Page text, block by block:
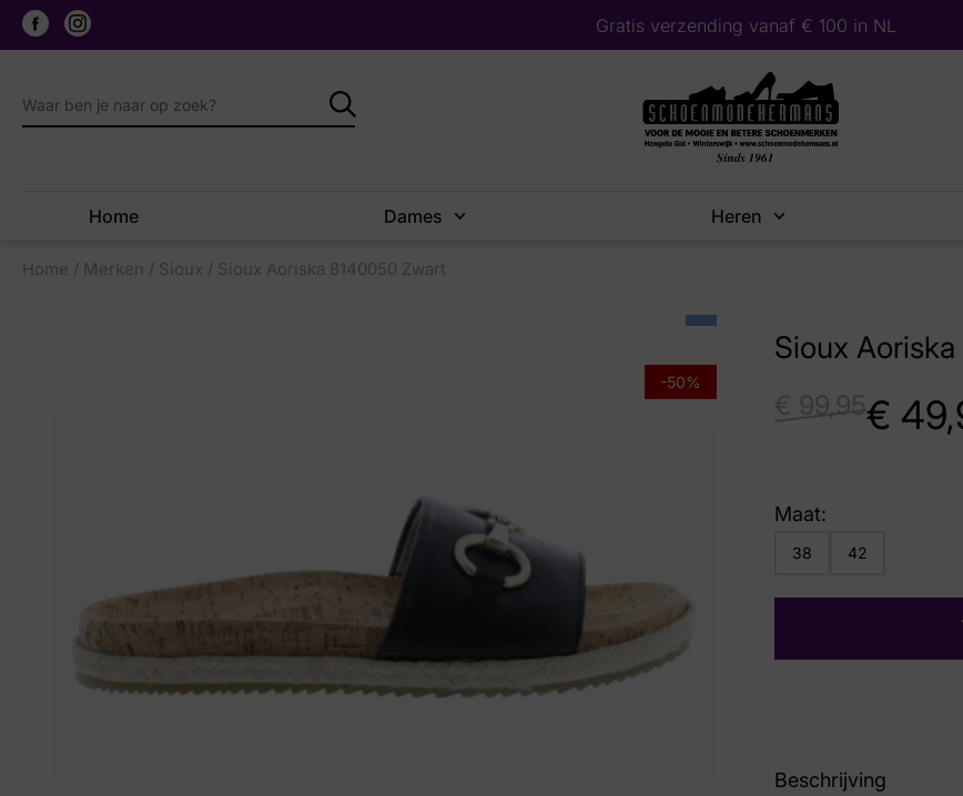
Gratis verzending vanaf € 100 in NL
Home Dames Heren
Home / Merken / Sioux / Sioux Aoriska 8140050 Zwart
-50%
Sioux
99,95€
Maat:
38 42
Beschrijving